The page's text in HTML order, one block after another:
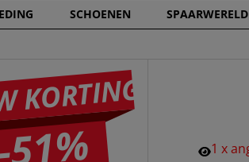
SCHOENEN SPAARWERELD
KORTING
1x